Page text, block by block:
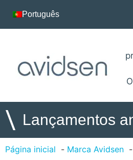
Português
\ Lançamentos
Página inicial Marca Avidsen